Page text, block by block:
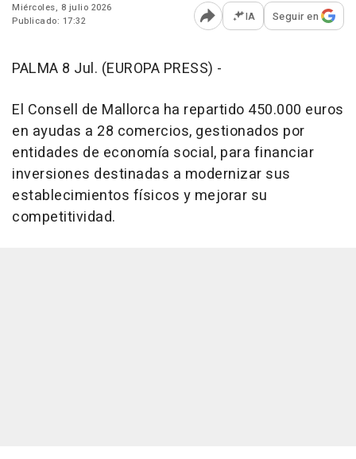
Miércoles, 8 julio 2026
Publicado: 17:32
Abrir opciones para
IA Seguir en
PALMA 8 Jul. (EUROPA PRESS) -
El Consell de Mallorca ha repartido 450.000 euros
en ayudas a 28 comercios, gestionados por
entidades de economía social, para financiar
inversiones destinadas a modernizar sus
establecimientos físicos y mejorar su
competitividad.